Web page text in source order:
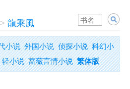
> 龍乘風
小说 外国小说 侦探小说 科幻小
轻小说 蔷薇言情小说 繁体版